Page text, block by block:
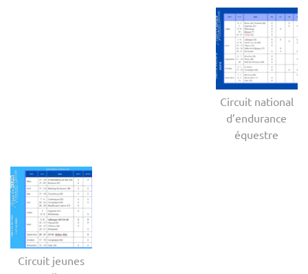
Circuit national
d’endurance
équestre
Circuit jeunes